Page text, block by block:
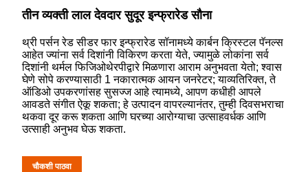
तीन व्यक्ती लाल देवदार सुदूर इन्फ्रारेड सौना
थ्री पर्सन रेड सीडर फार इन्फ्रारेड सॉनामध्ये कार्बन क्रिस्टल पॅनल्स
आहेत ज्यांना सर्व दिशांनी विकिरण करता येते, ज्यामुळे लोकांना सर्व
दिशांनी थर्मल फिजिओथेरपीद्वारे मिळणारा आराम अनुभवता येतो; श्वास
घेणे सोपे करण्यासाठी 1 नकारात्मक आयन जनरेटर; याव्यतिरिक्त, ते
ऑडिओ उपकरणांसह सुसज्ज आहे त्यामध्ये, आपण कधीही आपले
आवडते संगीत ऐकू शकता; हे उत्पादन वापरल्यानंतर, तुम्ही दिवसभराचा
थकवा दूर करू शकता आणि घरच्या आरोग्याचा उत्साहवर्धक आणि
उत्साही अनुभव घेऊ शकता.
चौकशी पाठवा